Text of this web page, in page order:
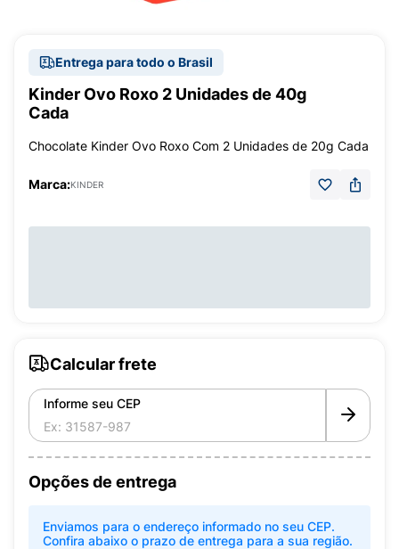
Entrega para todo o Brasil
Kinder Ovo Roxo 2 Unidades de 40g
Cada
Chocolate Kinder Ovo Roxo Com 2 Unidades de 20g Cada
Marca:KINDER
Calcular frete
Informe seu CEP
Opções de entrega
Enviamos para o endereço informado no seu CEP.
Confira abaixo o prazo de entrega para a sua região.